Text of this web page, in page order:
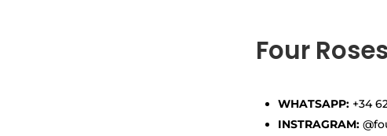
Four
WHATSAPP: +34
INSTRAGRAM: